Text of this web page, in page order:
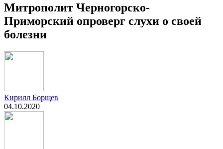
Митрополит Черногорско-
Приморский опроверг слухи о своей
болезни
Кирилл Борщев
04.10.2020